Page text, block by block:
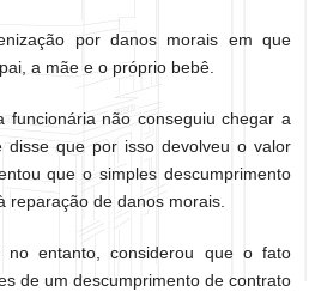
por danos morais em que
a mãe e o próprio bebê.
funcionária não conseguiu chegar a
que por isso devolveu o valor
que o simples descumprimento
reparação de danos morais.
entanto, considerou que o fato
de um descumprimento de contrato